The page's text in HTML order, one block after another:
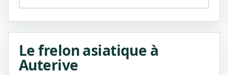
Le frelon asiatique à
Auterive